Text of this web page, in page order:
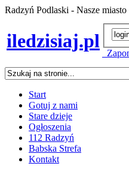
Radzyń Podlaski - Nasze
iledzisiaj.pl
Start
Gotuj z nami
Stare dzieje
Ogłoszenia
112 Radzyń
Babska Strefa
Kontakt